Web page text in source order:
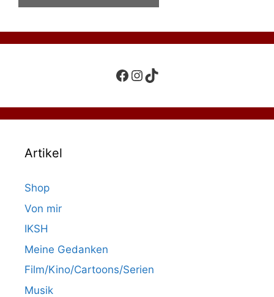
Facebook
Instagram
TikTok
Artikel
Shop
Von mir
IKSH
Meine Gedanken
Film/Kino/Cartoons/Serien
Musik